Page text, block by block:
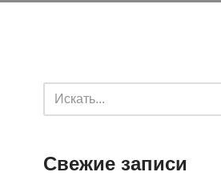
Свежие записи